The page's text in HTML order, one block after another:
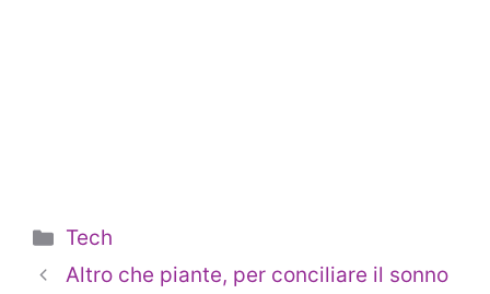
Categorie
Tech
Altro che piante, per conciliare il sonno